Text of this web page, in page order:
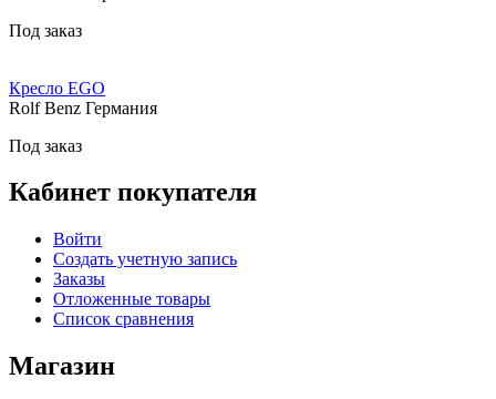
Под заказ
Кресло EGO
Rolf Benz Германия
Под заказ
Кабинет покупателя
Войти
Создать учетную запись
Заказы
Отложенные товары
Список сравнения
Магазин